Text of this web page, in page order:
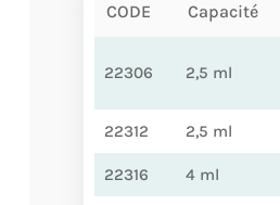
CODE Capacité
22306 2,5 ml
22312 2,5 ml
22316 4 ml